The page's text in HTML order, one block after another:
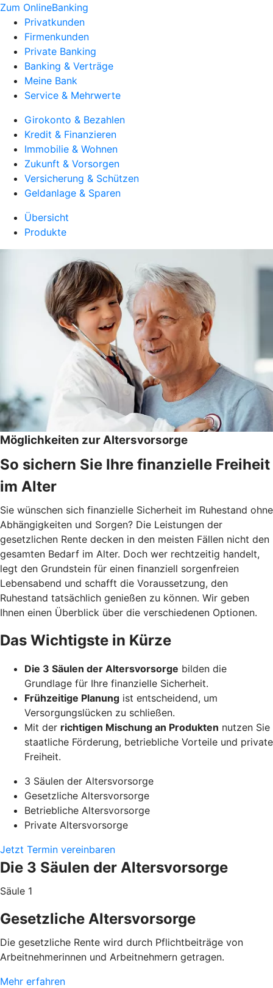
Zum OnlineBanking
Privatkunden
Firmenkunden
Private Banking
Banking & Verträge
Meine Bank
Service & Mehrwerte
Girokonto & Bezahlen
Kredit & Finanzieren
Immobilie & Wohnen
Zukunft & Vorsorgen
Versicherung & Schützen
Geldanlage & Sparen
Übersicht
Produkte
Möglichkeiten zur Altersvorsorge
So sichern Sie Ihre finanzielle Freiheit
im Alter
Sie wünschen sich finanzielle Sicherheit im Ruhestand ohne
Abhängigkeiten und Sorgen? Die Leistungen der
gesetzlichen Rente decken in den meisten Fällen nicht den
gesamten Bedarf im Alter. Doch wer rechtzeitig handelt,
legt den Grundstein für einen finanziell sorgenfreien
Lebensabend und schafft die Voraussetzung, den
Ruhestand tatsächlich genießen zu können. Wir geben
Ihnen einen Überblick über die verschiedenen Optionen.
Das Wichtigste in Kürze
Die 3 Säulen der Altersvorsorge bilden die
Grundlage für Ihre finanzielle Sicherheit.
Frühzeitige Planung ist entscheidend, um
Versorgungslücken zu schließen.
Mit der richtigen Mischung an Produkten nutzen Sie
staatliche Förderung, betriebliche Vorteile und private
Freiheit.
3 Säulen der Altersvorsorge
Gesetzliche Altersvorsorge
Betriebliche Altersvorsorge
Private Altersvorsorge
Jetzt Termin vereinbaren
Die 3 Säulen der Altersvorsorge
Säule 1
Gesetzliche Altersvorsorge
Die gesetzliche Rente wird durch Pflichtbeiträge von
Arbeitnehmerinnen und Arbeitnehmern getragen.
Mehr erfahren